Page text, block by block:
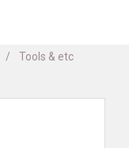
Tools & etc